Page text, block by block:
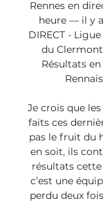
Rennes en
heure — il y
DIRECT -
du
Résultats
Je crois que
faits ces
pas le fruit du
en soit, ils
résultats cette
c’est une
perdu deux